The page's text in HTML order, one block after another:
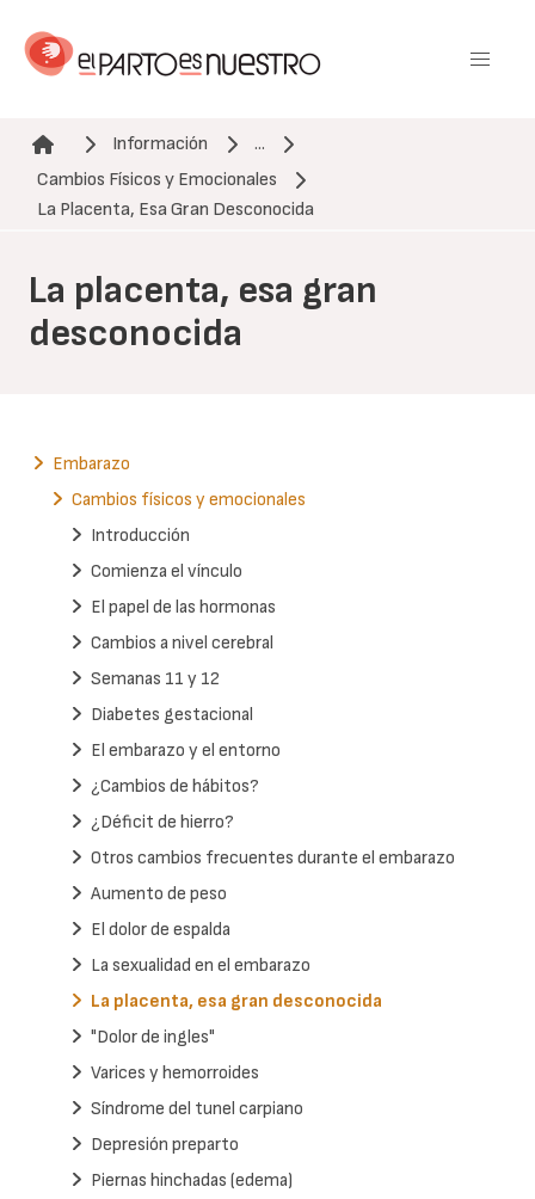
contenido
Ruta de navegación
Información
...
Cambios Físicos y Emocionales
La Placenta, Esa Gran Desconocida
La placenta, esa gran
desconocida
Embarazo
Cambios físicos y emocionales
Introducción
Comienza el vínculo
El papel de las hormonas
Cambios a nivel cerebral
Semanas 11 y 12
Diabetes gestacional
El embarazo y el entorno
¿Cambios de hábitos?
¿Déficit de hierro?
Otros cambios frecuentes durante el embarazo
Aumento de peso
El dolor de espalda
La sexualidad en el embarazo
La placenta, esa gran desconocida
"Dolor de ingles"
Varices y hemorroides
Síndrome del tunel carpiano
Depresión preparto
Piernas hinchadas (edema)